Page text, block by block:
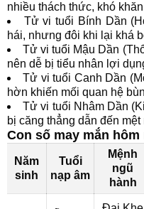
nhiều thách thức, khó
Tử vi tuổi Bính Dần
hái, nhưng đôi khi lại khá
Tử vi tuổi Mậu Dần
nên dễ bị tiểu nhân lợi
Tử vi tuổi Canh Dần
hờn khiến mối quan hệ
Tử vi tuổi Nhâm Dần
bị căng thẳng dẫn đến mệt
Con số may mắn hôm
Năm
sinh
Tuổi
nạp âm
Mệnh
ngũ
hành